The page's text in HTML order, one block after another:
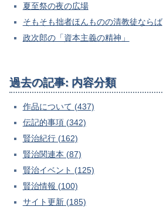
夏至祭の夜の広場
そもそも拙者ほんものの清教徒ならば
政次郎の「資本主義の精神」
過去の記事: 内容分類
作品について (437)
伝記的事項 (342)
賢治紀行 (162)
賢治関連本 (87)
賢治イベント (125)
賢治情報 (100)
サイト更新 (185)